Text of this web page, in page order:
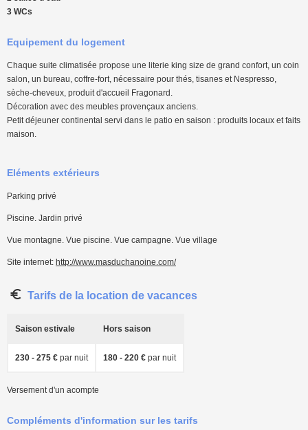
3 WCs
Equipement du logement
Chaque suite climatisée propose une literie king size de grand confort, un coin
salon, un bureau, coffre-fort, nécessaire pour thés, tisanes et Nespresso,
sèche-cheveux, produit d'accueil Fragonard.
Décoration avec des meubles provençaux anciens.
Petit déjeuner continental servi dans le patio en saison : produits locaux et faits
maison.
Eléments extérieurs
Parking privé
Piscine. Jardin privé
Vue montagne. Vue piscine. Vue campagne. Vue village
Site internet: http://www.masduchanoine.com/
Tarifs de la location de vacances
Saison estivale Hors saison
230 - 275 € par nuit 180 - 220 € par nuit
Versement d'un acompte
Compléments d'information sur les tarifs